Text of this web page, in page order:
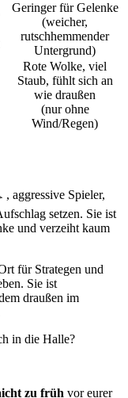
Geringer für Gelenke
(weicher,
rutschhemmender
Untergrund)
Rote Wolke, viel
Staub, fühlt sich an
wie draußen
(nur ohne
Wind/Regen)
aggressive Spieler,
setzen. Sie ist
und verzeiht kaum
für Strategen und
Sie ist
draußen im
in die Halle?
zu früh vor eurer